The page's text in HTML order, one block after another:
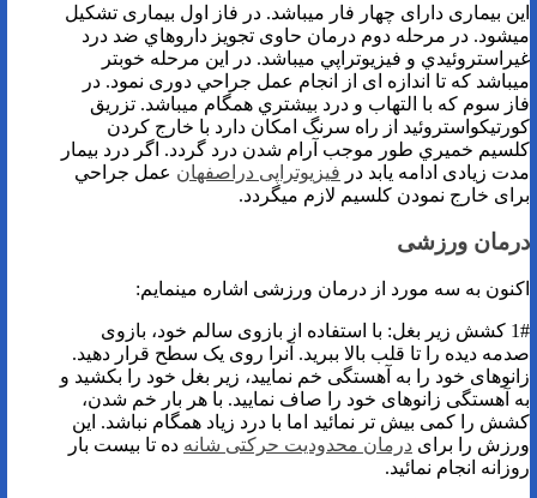
این بیماری دارای چهار فار میباشد. در فاز اول بیماری تشکيل
میشود. در مرحله دوم درمان حاوی تجويز داروهاي ضد درد
غيراستروئيدي و فيزيوتراپي میباشد. در اين مرحله خوبتر
میباشد که تا اندازه ای از انجام عمل جراحي دوری نمود. در
فاز سوم که با التهاب و درد بیشتري همگام میباشد. تزريق
کورتيکواستروئيد از راه سرنگ امکان دارد با خارج کردن
کلسيم خميري طور موجب آرام شدن درد گردد. اگر درد بيمار
مدت زیادی ادامه يابد در فیزیوتراپی دراصفهان عمل جراحي
برای خارج نمودن کلسيم لازم میگردد.
درمان ورزشی
اکنون به سه مورد از درمان ورزشی اشاره مینمایم:
1# کشش زیر بغل: با استفاده از بازوی سالم خود، بازوی
صدمه دیده را تا قلب بالا ببرید. آنرا روی یک سطح قرار دهید.
زانوهای خود را به آهستگی خم نمایید، زیر بغل خود را بکشید و
به آهستگی زانوهای خود را صاف نمایید. با هر بار خم شدن،
کشش را کمی بیش تر نمائید اما با درد زیاد همگام نباشد. این
ورزش را برای درمان محدودیت حرکتی شانه ده تا بیست بار
روزانه انجام نمائید.